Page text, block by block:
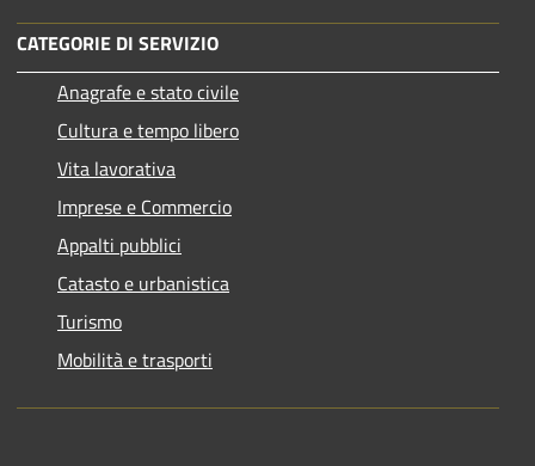
CATEGORIE DI SERVIZIO
Anagrafe e stato civile
Cultura e tempo libero
Vita lavorativa
Imprese e Commercio
Appalti pubblici
Catasto e urbanistica
Turismo
Mobilità e trasporti